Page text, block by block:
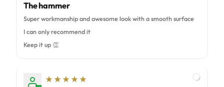
The hammer
Super workmanship and awesome look with a smooth surface
I can only recommend it
Keep it up 👏